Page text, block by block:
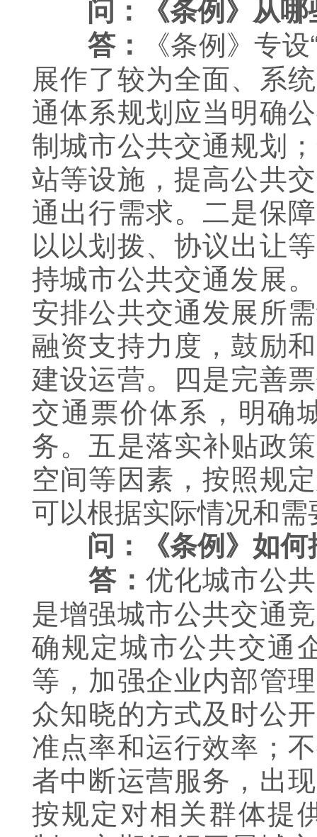
问：《条例》从
答：
《条例》专
展作了较为全面、系
通体系规划应当明确
制城市公共交通规划
站等设施，提高公共
通出行需求。二是保
以以划拨、协议出让
持城市公共交通发展
安排公共交通发展所
融资支持力度，鼓励
建设运营。四是完善
交通票价体系，明确
务。五是落实补贴政
空间等因素，按照规
可以根据实际情况和
问：《条例》如
答： 优化城市公
是增强城市公共交通
确规定城市公共交通
等，加强企业内部管
众知晓的方式及时公
准点率和运行效率；
者中断运营服务，出
按规定对相关群体提